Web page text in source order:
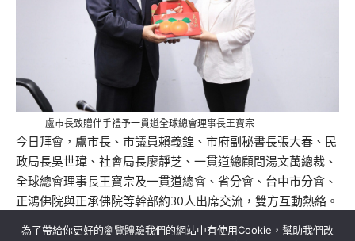
盧市長致贈伴手禮予一貫道全球總會理事長王寶宗
今日拜會，盧市長、市議員賴義鍠、市府副秘書長張大春、民
政局長吳世瑋、社會局長廖靜芝、一貫道總顧問湯文萬總裁、
全球總會理事長王寶宗及一貫道總會、省分會、台中市分會、
正鴻佛院與正承佛院等幹部約30人出席交流，雙方互動熱絡。
為了帶給你更好的瀏覽體驗我們的網站中有使用Cookie，幫助我們改